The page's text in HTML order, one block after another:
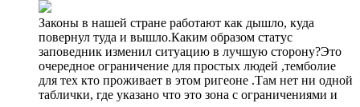
Законы в нашей стране работают как дышло, куда
повернул туда и вышло.Каким образом статус
заповедник изменил ситуацию в лучшую сторону?Это
очередное ограничение для простых людей ,темболие
для тех кто проживает в этом ригеоне .Там нет ни одной
таблички, где указано что это зона с ограничениями и